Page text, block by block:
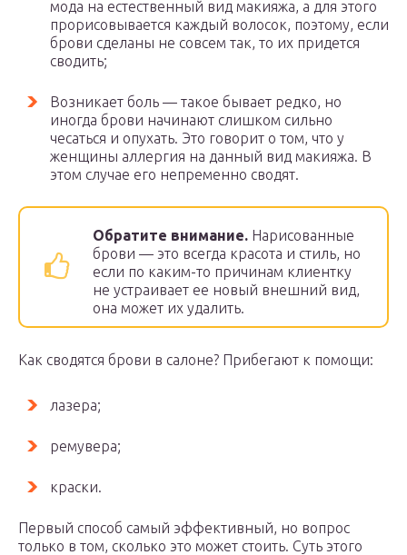
мода на естественный вид макияжа, а для этого
прорисовывается каждый волосок, поэтому, если
брови сделаны не совсем так, то их придется
сводить;
Возникает боль — такое бывает редко, но
иногда брови начинают слишком сильно
чесаться и опухать. Это говорит о том, что у
женщины аллергия на данный вид макияжа. В
этом случае его непременно сводят.
Обратите внимание. Нарисованные
брови — это всегда красота и стиль, но
если по каким-то причинам клиентку
не устраивает ее новый внешний вид,
она может их удалить.
Как сводятся брови в салоне? Прибегают к помощи:
лазера;
ремувера;
краски.
Первый способ самый эффективный, но вопрос
только в том, сколько это может стоить. Суть этого